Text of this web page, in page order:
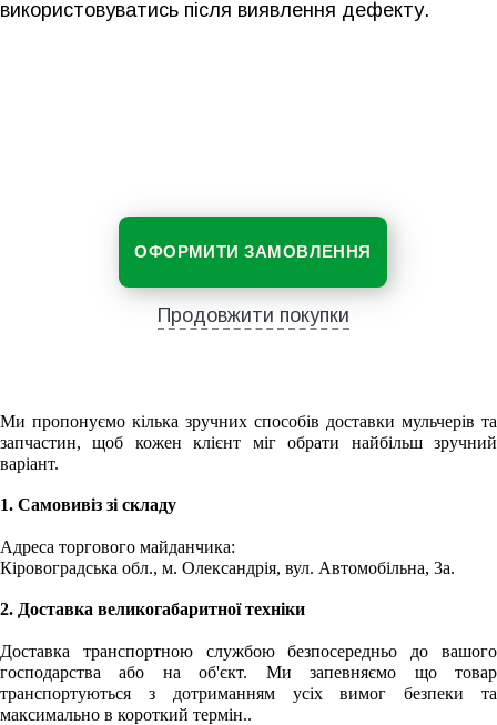
використовуватись після виявлення дефекту.
ОФОРМИТИ ЗАМОВЛЕННЯ
Продовжити покупки
Ми пропонуємо кілька зручних способів доставки мульчерів та
запчастин, щоб кожен клієнт міг обрати найбільш зручний
варіант.
1. Самовивіз зі складу
Адреса торгового майданчика:
Кіровоградська обл., м. Олександрія, вул. Автомобільна, 3а.
2. Доставка великогабаритної техніки
Доставка транспортною службою безпосередньо до вашого
господарства або на об'єкт. Ми запевняємо що товар
транспортуються з дотриманням усіх вимог безпеки та
максимально в короткий термін..